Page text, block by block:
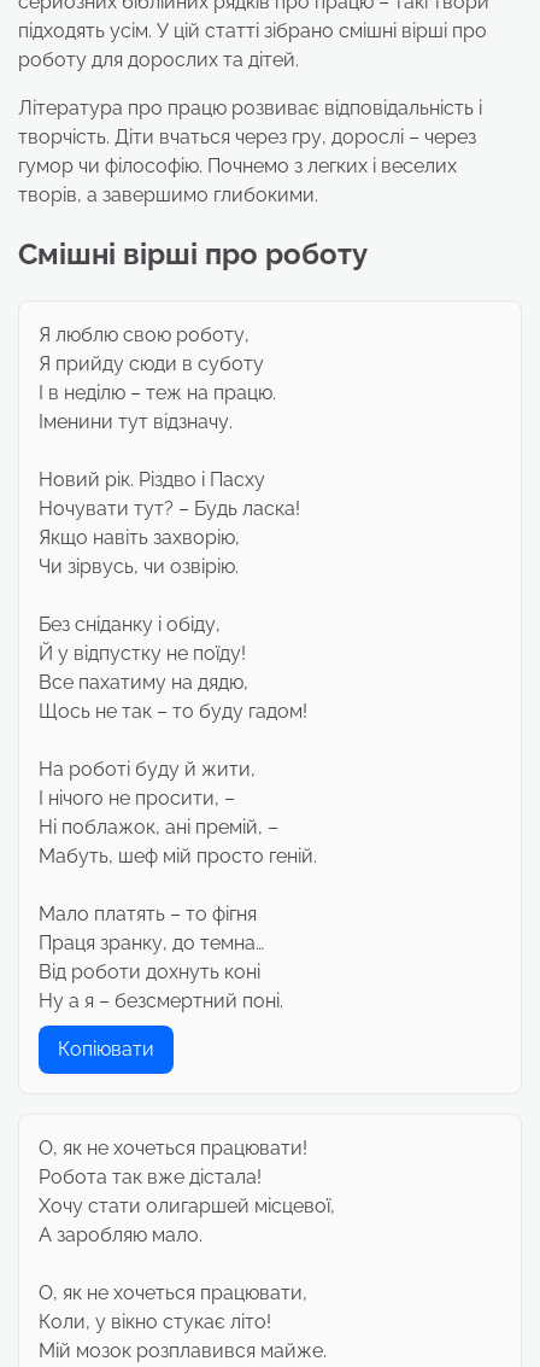
підходять усім. У цій статті зібрано смішні вірші про
роботу для дорослих та дітей.
Література про працю розвиває відповідальність і
творчість. Діти вчаться через гру, дорослі – через
гумор чи філософію. Почнемо з легких і веселих
творів, а завершимо глибокими.
Смішні вірші про роботу
Я люблю свою роботу,
Я прийду сюди в суботу
І в неділю – теж на працю.
Іменини тут відзначу.
Новий рік. Різдво і Пасху
Ночувати тут? – Будь ласка!
Якщо навіть захворію,
Чи зірвусь, чи озвірію.
Без сніданку і обіду,
Й у відпустку не поїду!
Все пахатиму на дядю,
Щось не так – то буду гадом!
На роботі буду й жити,
І нічого не просити, –
Ні поблажок, ані премій, –
Мабуть, шеф мій просто геній.
Мало платять – то фігня
Праця зранку, до темна…
Від роботи дохнуть коні
Ну а я – безсмертний поні.
Копіювати
О, як не хочеться працювати!
Робота так вже дістала!
Хочу стати олигаршей місцевої,
А заробляю мало.
О, як не хочеться працювати,
Коли, у вікно стукає літо!
Мій мозок розплавився майже.